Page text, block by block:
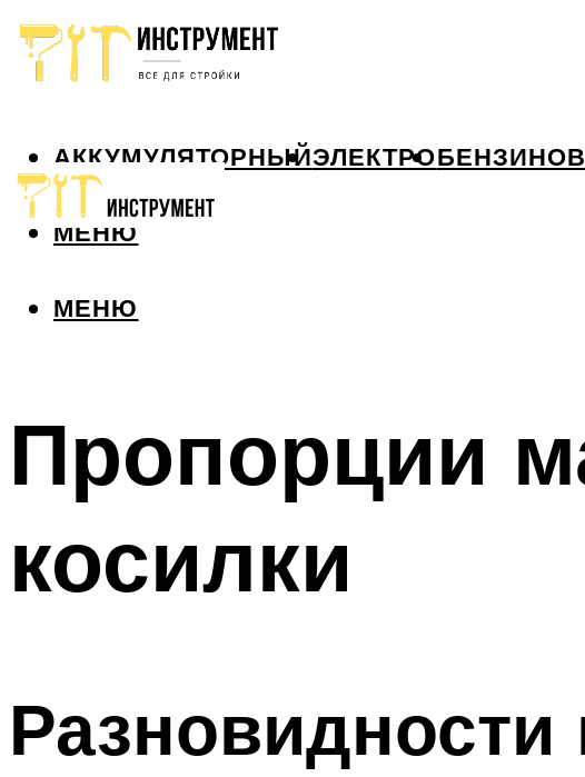
АККУМУЛЯТОРНЫЙЭЛЕКТРО
МЕНЮ
МЕНЮ
Пропорции
косилки